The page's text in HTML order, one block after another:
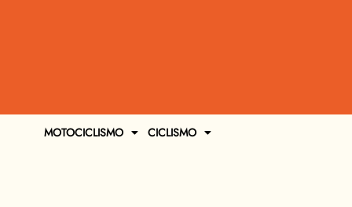
MOTOCICLISMO CICLISMO